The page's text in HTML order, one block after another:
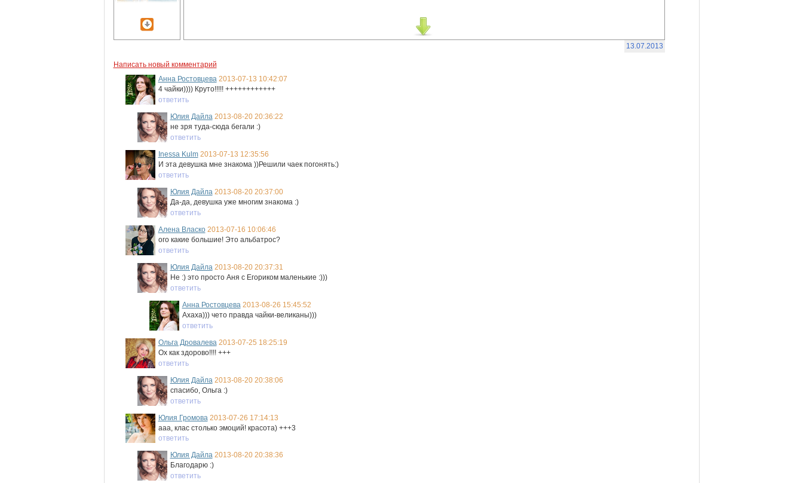
13.07.2013
Написать новый комментарий
Анна Ростовцева 2013-07-13 10:42:07
4 чайки)))) Круто!!!!! ++++++++++++
ответить
Юлия Дайла 2013-08-20 20:36:22
не зря туда-сюда бегали :)
ответить
Inessa Kulm 2013-07-13 12:35:56
И эта девушка мне знакома ))Решили чаек погонять:)
ответить
Юлия Дайла 2013-08-20 20:37:00
Да-да, девушка уже многим знакома :)
ответить
Алена Власко 2013-07-16 10:06:46
ого какие большие! Это альбатрос?
ответить
Юлия Дайла 2013-08-20 20:37:31
Не :) это просто Аня с Егориком маленькие :)))
ответить
Анна Ростовцева 2013-08-26 15:45:52
Ахаха))) чето правда чайки-великаны)))
ответить
Ольга Дровалева 2013-07-25 18:25:19
Ох как здорово!!!! +++
ответить
Юлия Дайла 2013-08-20 20:38:06
спасибо, Ольга :)
ответить
Юлия Громова 2013-07-26 17:14:13
ааа, клас столько эмоций! красота) +++3
ответить
Юлия Дайла 2013-08-20 20:38:36
Благодарю :)
ответить